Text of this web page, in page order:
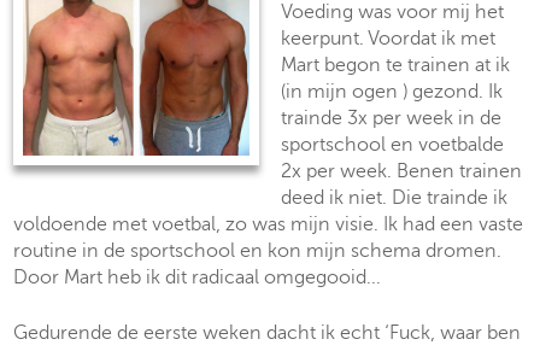
Voeding was voor mij het
keerpunt. Voordat ik met
Mart begon te trainen at ik
(in mijn ogen ) gezond. Ik
trainde 3x per week in de
sportschool en voetbalde
2x per week. Benen trainen
deed ik niet. Die trainde ik
voldoende met voetbal, zo was mijn visie. Ik had een vaste
routine in de sportschool en kon mijn schema dromen.
Door Mart heb ik dit radicaal omgegooid...
Gedurende de eerste weken dacht ik echt ‘Fuck, waar ben